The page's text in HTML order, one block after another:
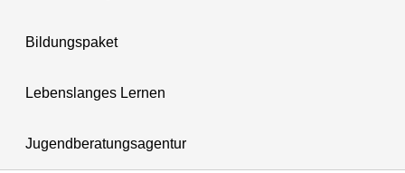
Bildungspaket
Lebenslanges Lernen
Jugendberatungsagentur